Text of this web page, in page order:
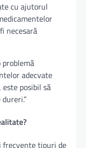
cu ajutorul
necesară
adecvate
posibil să
frecvente tipuri de